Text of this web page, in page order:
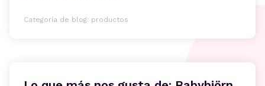
Categoría de blog: productos